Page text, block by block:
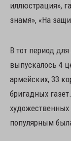
иллюстрация»,
знамя», «На
В тот период
выпускалось 4
армейских, 33
бригадных
художественных
популярным